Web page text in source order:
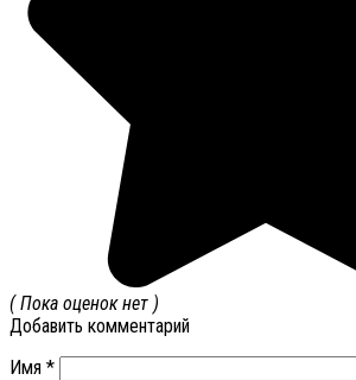
( Пока оценок нет )
Добавить комментарий
Имя *